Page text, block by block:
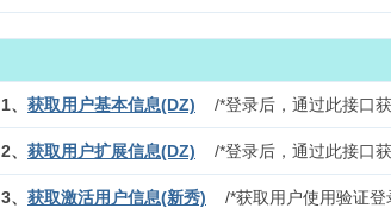
1、 获取用户基本信息(DZ) /*登录后，通过此接口
2、 获取用户扩展信息(DZ) /*登录后，通过此接口
3、 获取激活用户信息(新秀) /*获取用户使用验证登